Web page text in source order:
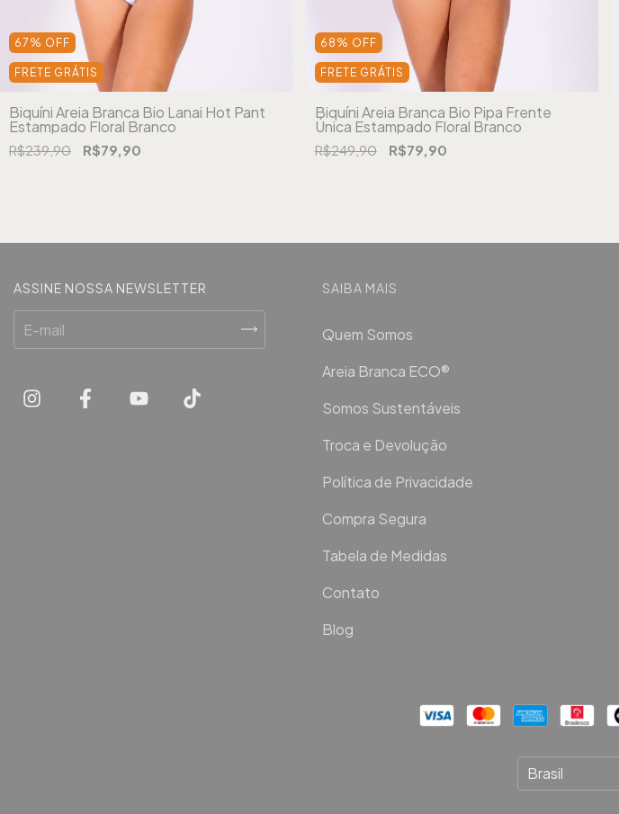
67 % OFF
FRETE GRÁTIS
Biquíni Areia Branca Bio Lanai Hot Pant
Estampado Floral Branco
R$239,90 R$79,90
68 % OFF
FRETE GRÁTIS
Biquíni Areia Branca Bio Pipa Frente
Única Estampado Floral Branco
R$249,90 R$79,90
ASSINE NOSSA NEWSLETTER SAIBA MAIS
Quem Somos
Areia Branca ECO®
Somos Sustentáveis
Troca e Devolução
Política de Privacidade
Compra Segura
Tabela de Medidas
Contato
Blog